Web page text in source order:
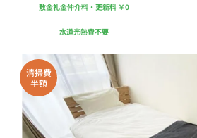
敷金礼金仲介料・更新料 ￥0
水道光熱費不要
清掃費
半額